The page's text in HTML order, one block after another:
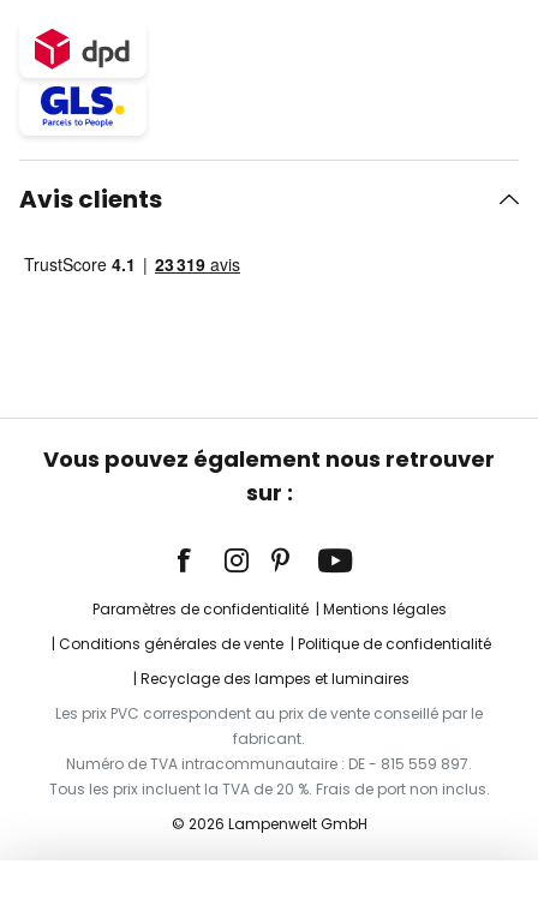
Avis clients
Vous pouvez également nous retrouver
sur :
Paramètres de confidentialité
Mentions légales
Conditions générales de vente
Politique de confidentialité
Recyclage des lampes et luminaires
Les prix PVC correspondent au prix de vente conseillé par le
fabricant.
Numéro de TVA intracommunautaire : DE - 815 559 897.
Tous les prix incluent la TVA de 20 %. Frais de port non inclus.
© 2026 Lampenwelt GmbH